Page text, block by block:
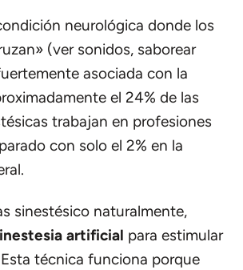
neurológica donde los
(ver sonidos, saborear
asociada con la
el 24% de las
trabajan en profesiones
con solo el 2% en la
sinestésico naturalmente,
artificial para estimular
técnica funciona porque